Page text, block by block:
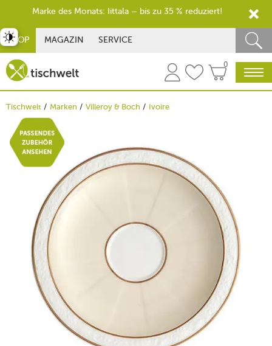
SHOP MAGAZIN SERVICE
0
Tischwelt Marken Villeroy & Boch Ivoire
umschalten
Marke des Monats: Iittala – bis zu 35 % reduziert!